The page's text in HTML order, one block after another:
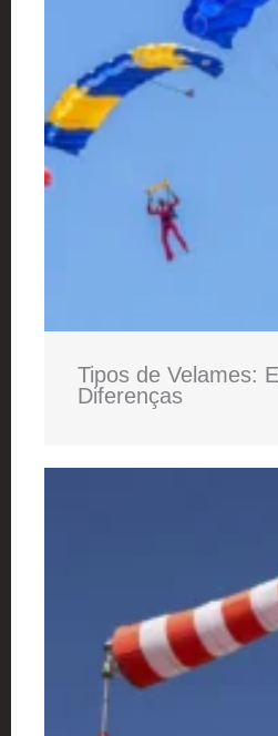
Tipos de Velames:
Diferenças